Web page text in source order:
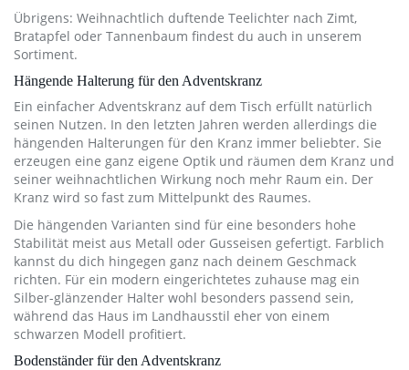
Übrigens: Weihnachtlich duftende Teelichter nach Zimt,
Bratapfel oder Tannenbaum findest du auch in unserem
Sortiment.
Hängende Halterung für den Adventskranz
Ein einfacher Adventskranz auf dem Tisch erfüllt natürlich
seinen Nutzen. In den letzten Jahren werden allerdings die
hängenden Halterungen für den Kranz immer beliebter. Sie
erzeugen eine ganz eigene Optik und räumen dem Kranz und
seiner weihnachtlichen Wirkung noch mehr Raum ein. Der
Kranz wird so fast zum Mittelpunkt des Raumes.
Die hängenden Varianten sind für eine besonders hohe
Stabilität meist aus Metall oder Gusseisen gefertigt. Farblich
kannst du dich hingegen ganz nach deinem Geschmack
richten. Für ein modern eingerichtetes zuhause mag ein
Silber-glänzender Halter wohl besonders passend sein,
während das Haus im Landhausstil eher von einem
schwarzen Modell profitiert.
Bodenständer für den Adventskranz